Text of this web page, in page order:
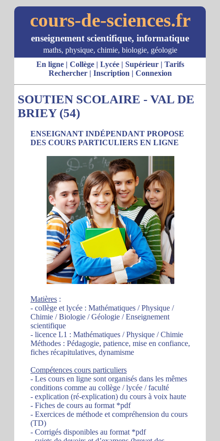
cours-de-sciences.fr
enseignement scientifique, informatique
maths, physique, chimie, biologie, géologie
En ligne| Collège| Lycée| Supérieur| Tarifs
Rechercher| Inscription | Connexion
SOUTIEN SCOLAIRE - VAL DE
BRIEY (54)
ENSEIGNANT INDÉPENDANT PROPOSE
DES COURS PARTICULIERS EN LIGNE
Matières :
- collège et lycée : Mathématiques / Physique /
Chimie / Biologie / Géologie / Enseignement
scientifique
- licence L1 : Mathématiques / Physique / Chimie
Méthodes : Pédagogie, patience, mise en confiance,
fiches récapitulatives, dynamisme
Compétences cours particuliers
- Les cours en ligne sont organisés dans les mêmes
conditions comme au collège / lycée / faculté
- explication (ré-explication) du cours à voix haute
- Fiches de cours au format *pdf
- Exercices de méthode et compréhension du cours
(TD)
- Corrigés disponibles au format *pdf